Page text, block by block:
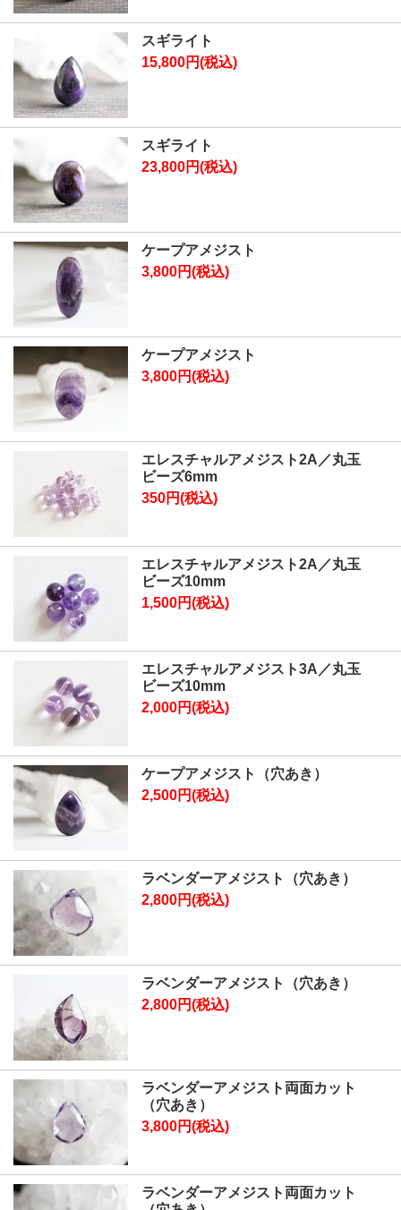
スギライト
15,800円(税込)
スギライト
23,800円(税込)
ケープアメジスト
3,800円(税込)
ケープアメジスト
3,800円(税込)
エレスチャルアメジスト2A／丸玉
ビーズ6mm
350円(税込)
エレスチャルアメジスト2A／丸玉
ビーズ10mm
1,500円(税込)
エレスチャルアメジスト3A／丸玉
ビーズ10mm
2,000円(税込)
ケープアメジスト（穴あき）
2,500円(税込)
ラベンダーアメジスト（穴あき）
2,800円(税込)
ラベンダーアメジスト（穴あき）
2,800円(税込)
ラベンダーアメジスト両面カット
（穴あき）
3,800円(税込)
ラベンダーアメジスト両面カット